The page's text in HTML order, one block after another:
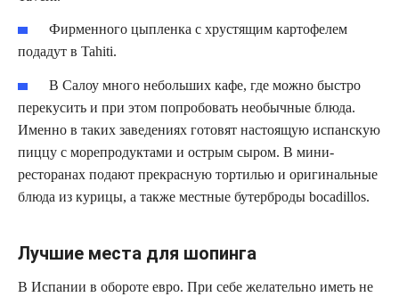
Фирменного цыпленка с хрустящим картофелем
подадут в Tahiti.
В Салоу много небольших кафе, где можно быстро
перекусить и при этом попробовать необычные блюда.
Именно в таких заведениях готовят настоящую испанскую
пиццу с морепродуктами и острым сыром. В мини-
ресторанах подают прекрасную тортилью и оригинальные
блюда из курицы, а также местные бутерброды bocadillos.
Лучшие места для шопинга
В Испании в обороте евро. При себе желательно иметь не